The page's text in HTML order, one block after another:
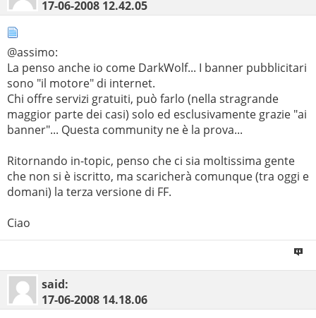
17-06-2008 12.42.05
@assimo:
La penso anche io come DarkWolf... I banner pubblicitari
sono "il motore" di internet.
Chi offre servizi gratuiti, può farlo (nella stragrande
maggior parte dei casi) solo ed esclusivamente grazie "ai
banner"... Questa community ne è la prova...
Ritornando in-topic, penso che ci sia moltissima gente
che non si è iscritto, ma scaricherà comunque (tra oggi e
domani) la terza versione di FF.
Ciao
said:
17-06-2008 14.18.06